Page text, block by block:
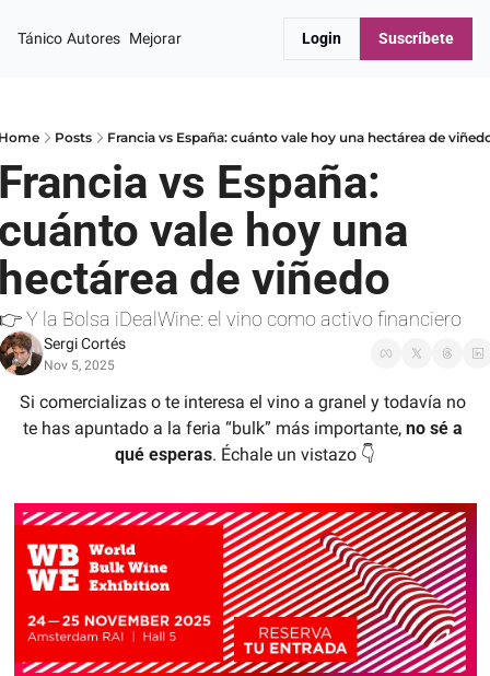
Tánico Autores Mejorar Login Suscríbete
Posts Francia vs España: cuánto vale hoy una hectárea de
vs España:
vale hoy una
de viñedo
Y la Bolsa iDealWine: el vino como activo financiero
Sergi Cortés
Nov 5, 2025
Si comercializas o te interesa el vino a granel y todavía no
te has apuntado a la feria “bulk” más importante, no sé a
qué esperas. Échale un vistazo 👇